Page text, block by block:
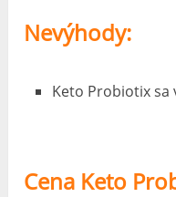
Nevýhody:
Keto Probiotix sa
Cena Keto